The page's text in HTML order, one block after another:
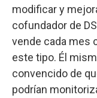
modificar y
cofundador de
vende cada mes
este tipo. Él
convencido de
podrían